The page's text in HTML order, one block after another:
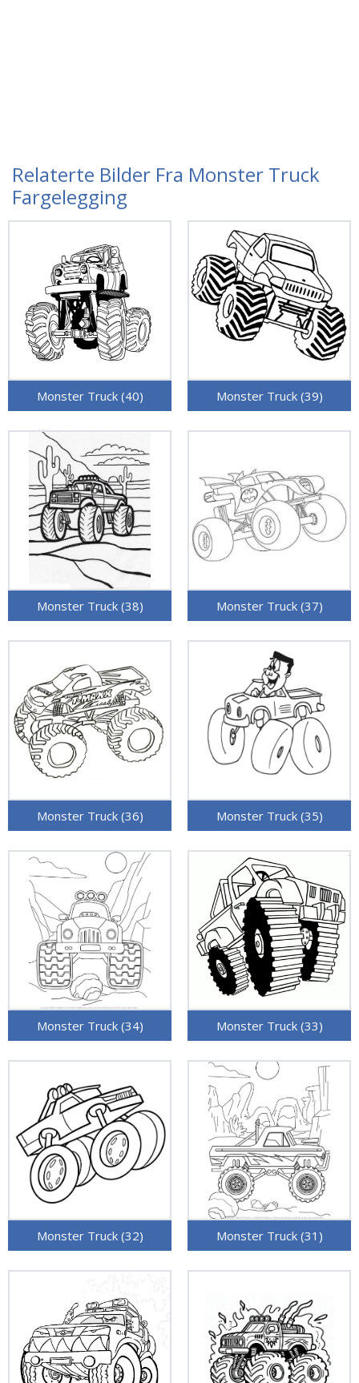
Relaterte Bilder Fra Monster Truck
Fargelegging
Monster Truck (40) Monster Truck (39)
Monster Truck (38) Monster Truck (37)
Monster Truck (36) Monster Truck (35)
Monster Truck (34) Monster Truck (33)
Monster Truck (32) Monster Truck (31)